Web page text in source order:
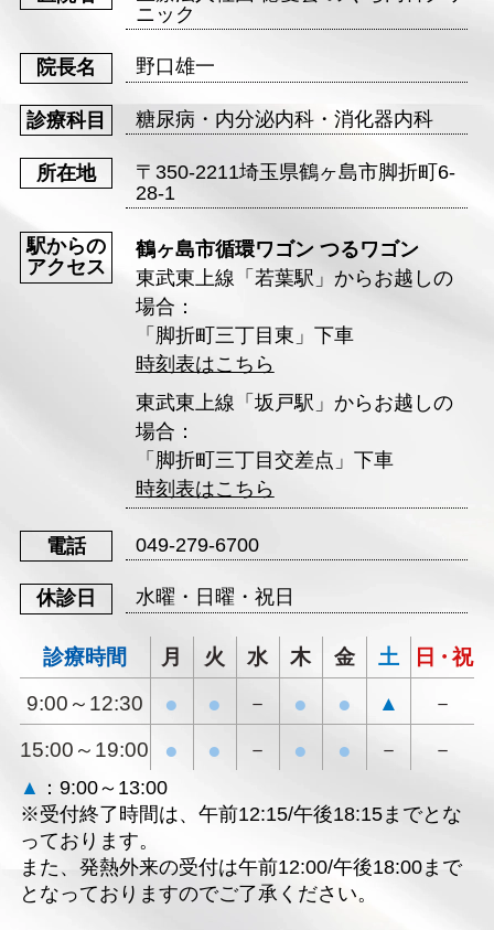
ニック
院長名 野口雄一
診療科目 糖尿病・内分泌内科・消化器内科
所在地
〒350-2211埼玉県鶴ヶ島市脚折町6-
28-1
駅からの
アクセス
鶴ヶ島市循環ワゴン つるワゴン
東武東上線「若葉駅」からお越しの
場合：
「脚折町三丁目東」下車
時刻表はこちら
東武東上線「坂戸駅」からお越しの
場合：
「脚折町三丁目交差点」下車
時刻表はこちら
電話 049-279-6700
休診日 水曜・日曜・祝日
▲ ：9:00～13:00
※受付終了時間は、午前12:15/午後18:15までとな
っております。
また、発熱外来の受付は午前12:00/午後18:00まで
となっておりますのでご了承ください。
診療時間 月 火 水 木 金 土
日・祝
9:00～12:30
● ● － ● ● ▲
－
15:00～19:00
● ● － ● ● － －